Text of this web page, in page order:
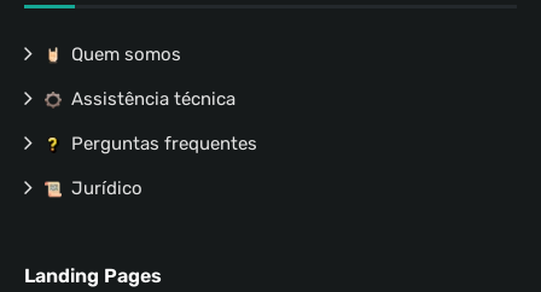
Quem somos
Assistência técnica
Perguntas frequentes
Jurídico
Landing Pages